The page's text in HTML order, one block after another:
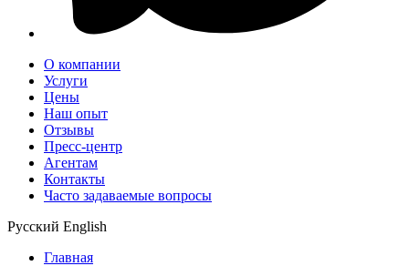
О компании
Услуги
Цены
Наш опыт
Отзывы
Пресс-центр
Агентам
Контакты
Часто задаваемые вопросы
Русский English
Главная